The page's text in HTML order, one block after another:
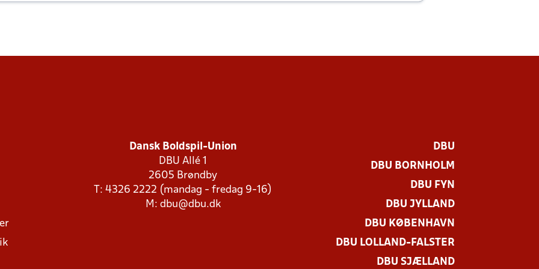
Dansk Boldspil-Union
DBU Allé 1
2605 Brøndby
T: 4326 2222 (mandag - fredag 9-16)
M: dbu@dbu.dk
DBU
DBU BORNHOLM
DBU FYN
DBU JYLLAND
DBU KØBENHAVN
DBU LOLLAND-FALSTER
DBU SJÆLLAND